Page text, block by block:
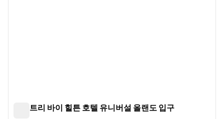
더블트리 바이 힐튼 호텔 유니버설 올랜도 입구